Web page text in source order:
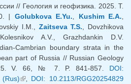
// Геология и геофизика. 2025. Т.
| Golubkova E.Yu. Kushim E.A.
I.M., Zaitseva T.S. , Dovzhikova
A.V., Grazhdankin D.V.
Cambrian boundary strata in the
part of Russia // Russian Geology
V. 66, № 7. P. 841-857. DOI:
(Rus)(link is external)
, DOI: 10.2113/RGG20254829